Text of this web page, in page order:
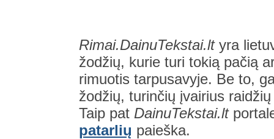
Rimai.DainuTekstai.ltyra
žodžių, kurie turi tokią pačią
rimuotis tarpusavyje. Be to,
žodžių, turinčių įvairius
Taip pat DainuTekstai.lt
patarlių paieška.